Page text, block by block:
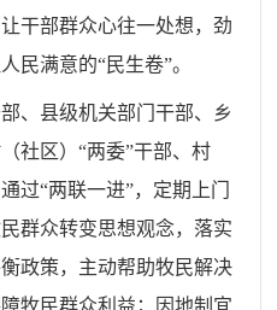
干部群众心往一处想，劲
民满意的“民生卷”。
、县级机关部门干部、乡
社区）“两委”干部、村
过“两联一进”，定期上门
群众转变思想观念，落实
政策，主动帮助牧民解决